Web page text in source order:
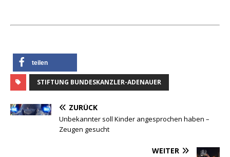
teilen
STIFTUNG BUNDESKANZLER-ADENAUER
ZURÜCK
Unbekannter soll Kinder angesprochen haben –
Zeugen gesucht
WEITER